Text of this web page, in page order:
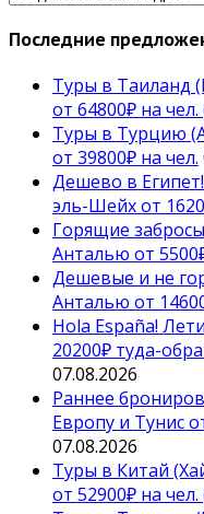
Последние
Туры в Таиланд
от 64800₽ на чел.
Туры в Турцию
от 39800₽ на чел.
Дешево в
эль-Шейх от
Горящие
Анталью от
Дешевые и не
Анталью от
Hola España!
20200₽ туда-
07.08.2026
Раннее
Европу и Тунис
07.08.2026
Туры в Китай
от 52900₽ на чел.